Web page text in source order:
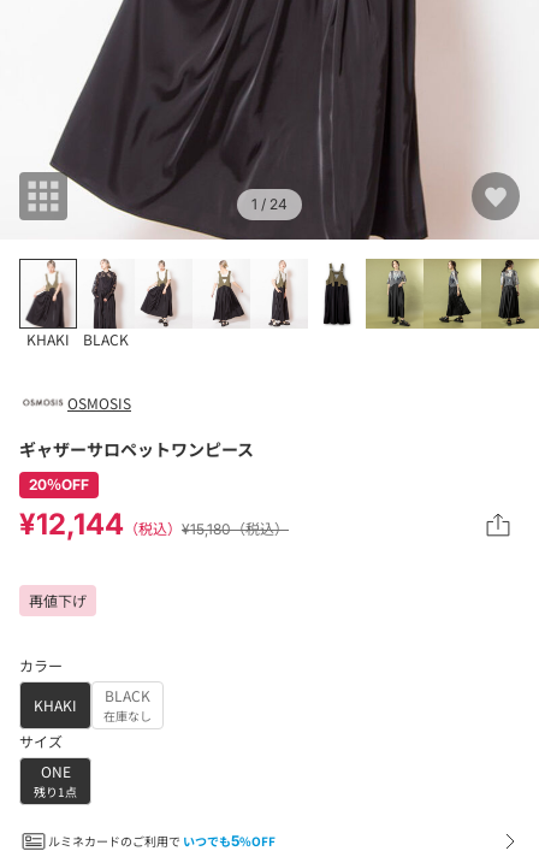
1 / 24
KHAKI BLACK
OSMOSIS
ギャザーサロペットワンピース
20％OFF
¥12,144 （税込） ¥15,180（税込）
再値下げ
カラー
KHAKI
BLACK
在庫なし
サイズ
ONE
残り1点
ルミネカードのご利用で いつでも5%OFF